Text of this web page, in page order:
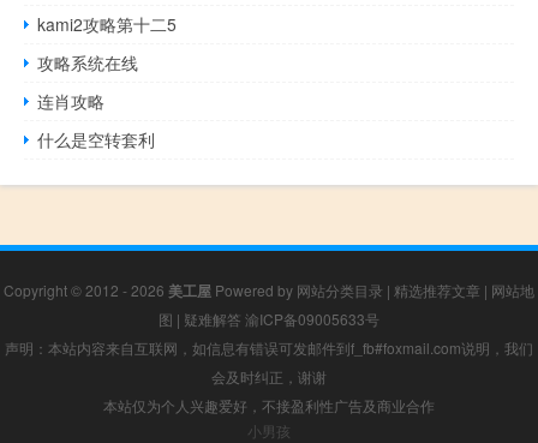
kami2攻略第十二5
攻略系统在线
连肖攻略
什么是空转套利
Copyright © 2012 - 2026 美工屋 Powered by 网站分类目录 | 精选推荐文章 | 网站地
图 | 疑难解答 渝ICP备09005633号
声明：本站内容来自互联网，如信息有错误可发邮件到f_fb#foxmail.com说明，我们
会及时纠正，谢谢
本站仅为个人兴趣爱好，不接盈利性广告及商业合作
小男孩